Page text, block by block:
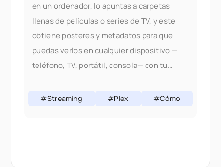
en un ordenador, lo apuntas a carpetas
llenas de películas o series de TV, y este
obtiene pósteres y metadatos para que
puedas verlos en cualquier dispositivo —
teléfono, TV, portátil, consola— con tu
principiante completo a través de
#Streaming #Plex #Cómo